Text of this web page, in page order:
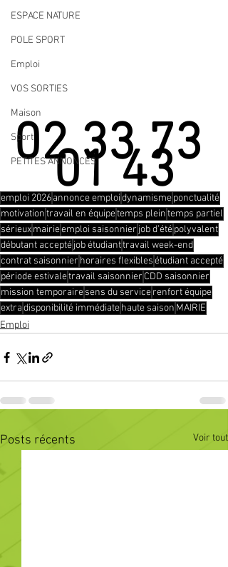
ESPACE NATURE
POLE SPORT
Emploi
VOS SORTIES
Maison
Sport
PETITES ANNONCES
02 33 73
01 43
emploi 2026annonce emploidynamismeponctualité
motivationtravail en équipetemps pleintemps partiel
sérieuxmairieemploi saisonnier job d’étépolyvalent
débutant acceptéjob étudianttravail week-end
contrat saisonnier horaires flexiblesétudiant accepté
période estivaletravail saisonnier CDD saisonnier
mission temporairesens du servicerenfort équipe
extradisponibilité immédiatehaute saison MAIRIE
Emploi
Posts récents Voir tout